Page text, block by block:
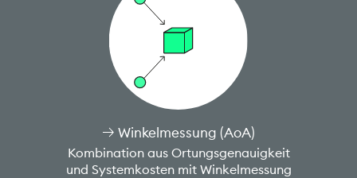
Winkelmessung (AoA)
Kombination aus Ortungsgenauigkeit
und Systemkosten mit Winkelmessung